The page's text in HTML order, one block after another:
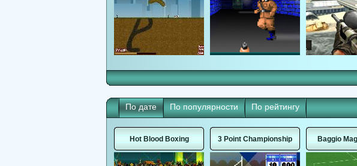
По дате По популярности По рейтингу
Hot Blood Boxing 3 Point Championship Baggio